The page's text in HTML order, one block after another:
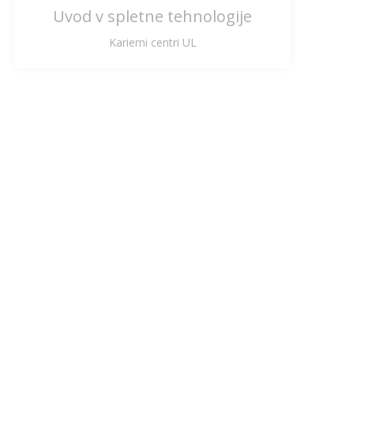
Uvod v spletne tehnologije
Karierni centri UL